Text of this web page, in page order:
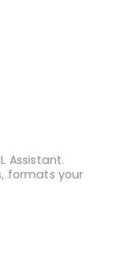
Assistant.
formats your